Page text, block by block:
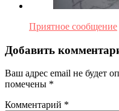
Приятное сообщение
Добавить
Ваш адрес email не будет
помечены *
Комментарий *